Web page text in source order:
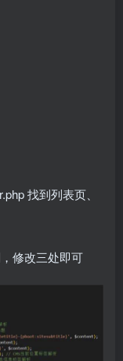
找到列表页、
修改三处即可